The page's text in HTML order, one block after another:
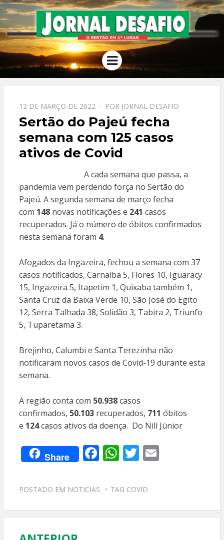
JORNAL
DESAFIO
O Sertão em 1º Lugar
Menu
PPOSTADO
EM
12 DE MARÇO DE 2022 POR JORNAL DESAFIO
Sertão do Pajeú fecha
semana com 125 casos
ativos de Covid
A cada semana que passa, a
pandemia vem perdendo força no Sertão do
Pajeú. A segunda semana de março fecha
com 148novas notificações e 241 casos
recuperados. Já o número de óbitos confirmados
nesta semana foram 4.
Afogados da Ingazeira, fechou a semana com 37
casos notificados, Carnaíba 5, Flores 10, Iguaracy
15, Ingazeira 5, Itapetim 1, Quixaba também 1,
Santa Cruz da Baixa Verde 10, São José do Egito
12, Serra Talhada 38, Solidão 3, Tabira 2, Triunfo
5, Tuparetama 3.
Brejinho, Calumbi e Santa Terezinha não
notificaram novos casos de Covid-19 durante esta
semana.
A região conta com 50.938casos
confirmados, 50.103recuperados, 711 óbitos
e 124casos ativos da doença. Do Nill Júnior
Share F
e
o
W
at
A
T
itt
E
POSTADO EM NOTICIAS TAG COVID